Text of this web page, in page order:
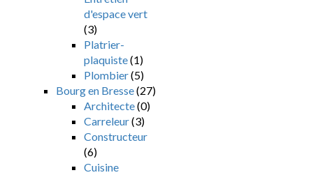
d'espace vert
(3)
Platrier-
plaquiste(1)
Plombier(5)
Bourg en Bresse(27)
Architecte(0)
Carreleur(3)
Constructeur
(6)
Cuisine